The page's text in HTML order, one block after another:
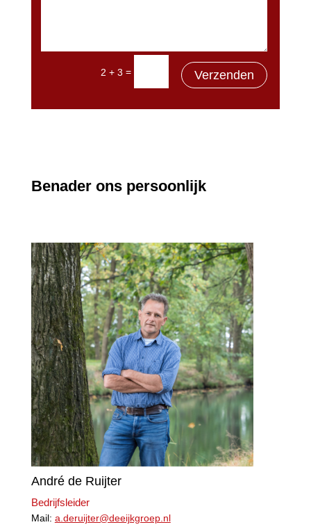
2 + 3 = Verzenden
Benader ons persoonlijk
André de Ruijter
Bedrijfsleider
Mail: a.deruijter@deeijkgroep.nl